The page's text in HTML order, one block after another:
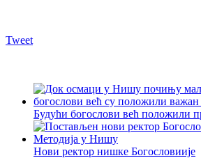
Tweet
Будући богослови већ положили
Нови ректор нишке Богословиије